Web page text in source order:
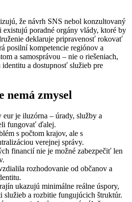
že návrh SNS nebol konzultovaný
existujú poradné orgány vlády, ktoré by
deklaruje pripravenosť rokovať
posilní kompetencie regiónov a
a samosprávou – nie o riešeniach,
a dostupnosť služieb pre
zmysel
je iluzórna – úrady, služby a
fungovať ďalej.
s počtom krajov, ale s
verejnej správy.
financií nie je možné zabezpečiť len
rozhodovanie od občanov a
ukazujú minimálne reálne úspory,
služieb a rozbitie fungujúcich štruktúr.